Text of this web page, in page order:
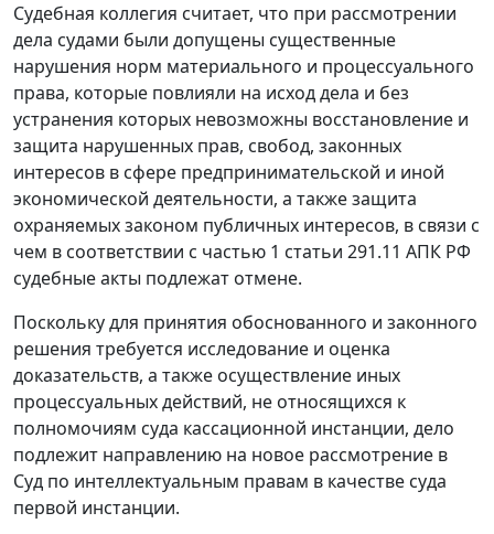
Судебная коллегия считает, что при рассмотрении
дела судами были допущены существенные
нарушения норм материального и процессуального
права, которые повлияли на исход дела и без
устранения которых невозможны восстановление и
защита нарушенных прав, свобод, законных
интересов в сфере предпринимательской и иной
экономической деятельности, а также защита
охраняемых законом публичных интересов, в связи с
чем в соответствии с частью 1 статьи 291.11 АПК РФ
судебные акты подлежат отмене.
Поскольку для принятия обоснованного и законного
решения требуется исследование и оценка
доказательств, а также осуществление иных
процессуальных действий, не относящихся к
полномочиям суда кассационной инстанции, дело
подлежит направлению на новое рассмотрение в
Суд по интеллектуальным правам в качестве суда
первой инстанции.